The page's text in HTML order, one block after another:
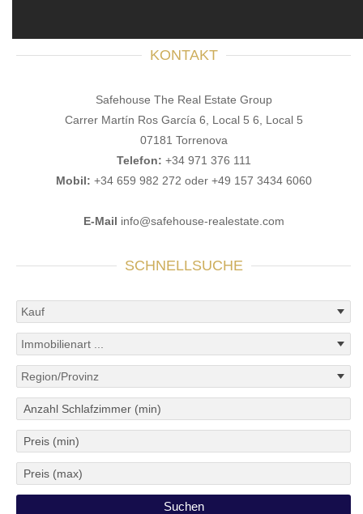
KONTAKT
Safehouse The Real Estate Group
Carrer Martín Ros García 6, Local 5 6, Local 5
07181 Torrenova
Telefon: +34 971 376 111
Mobil: +34 659 982 272 oder +49 157 3434 6060
E-Mail info@safehouse-realestate.com
SCHNELLSUCHE